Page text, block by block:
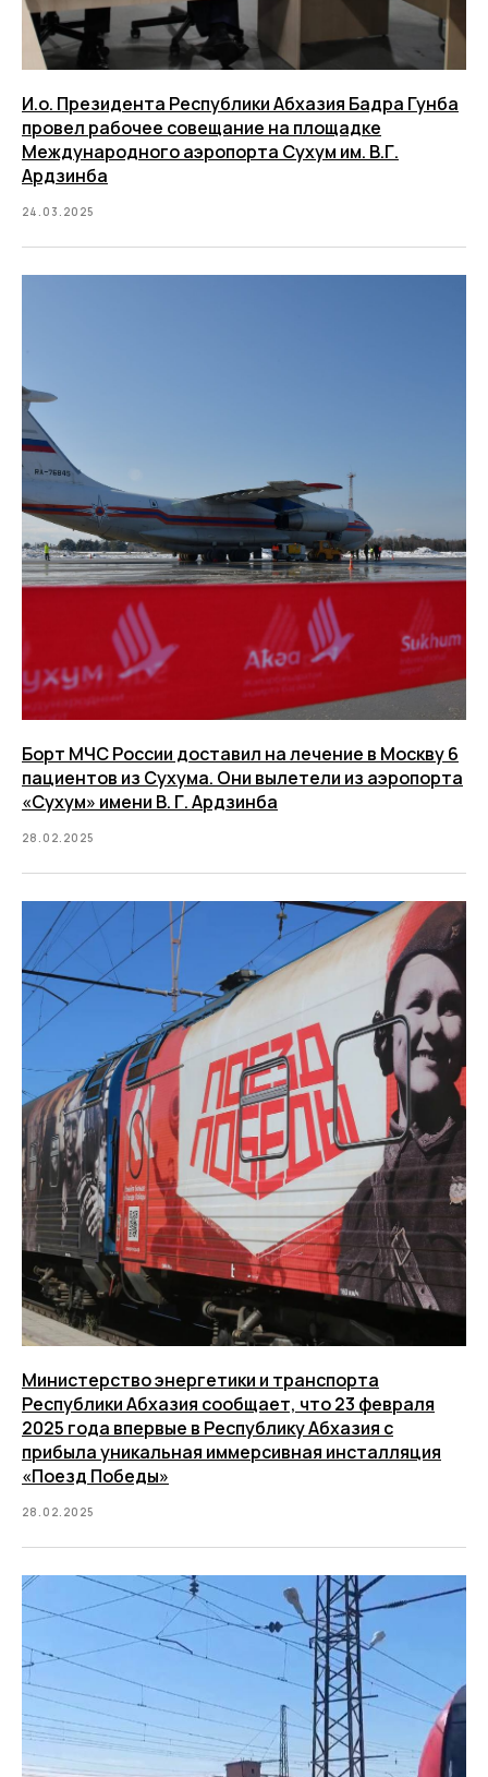
И.о. Президента Республики Абхазия Бадра Гунба
провел рабочее совещание на площадке
Международного аэропорта Сухум им. В.Г.
Ардзинба
24.03.2025
Борт МЧС России доставил на лечение в Москву 6
пациентов из Сухума. Они вылетели из аэропорта
«Сухум» имени В. Г. Ардзинба
28.02.2025
Министерство энергетики и транспорта
Республики Абхазия сообщает, что 23 февраля
2025 года впервые в Республику Абхазия с
прибыла уникальная иммерсивная инсталляция
«Поезд Победы»
28.02.2025